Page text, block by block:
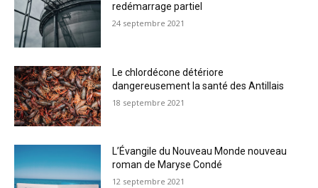
redémarrage partiel
24 septembre 2021
Le chlordécone détériore
dangereusement la santé des Antillais
18 septembre 2021
L’Évangile du Nouveau Monde nouveau
roman de Maryse Condé
12 septembre 2021